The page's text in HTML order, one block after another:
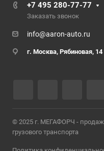
+7 495 280-77-77
Заказать звонок
info@aaron-auto.ru
г. Москва, Рябиновая, 14
© 2025 г. МЕГАФОРЧ -
грузового транспорта